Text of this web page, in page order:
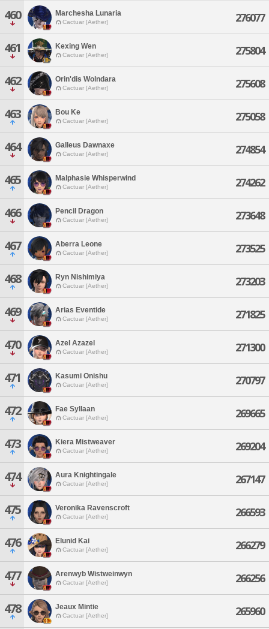
460 Marchesha Lunaria
Cactuar [Aether] 276077
461 Kexing Wen
Cactuar [Aether] 275804
462 Orin'dis Wolndara
Cactuar [Aether] 275608
463 Bou Ke
Cactuar [Aether] 275058
464 Galleus Dawnaxe
Cactuar [Aether] 274854
465 Malphasie Whisperwind
Cactuar [Aether] 274262
466 Pencil Dragon
Cactuar [Aether] 273648
467 Aberra Leone
Cactuar [Aether] 273525
468 Ryn Nishimiya
Cactuar [Aether] 273203
469 Arias Eventide
Cactuar [Aether] 271825
470 Azel Azazel
Cactuar [Aether] 271300
471 Kasumi Onishu
Cactuar [Aether] 270797
472 Fae Syllaan
Cactuar [Aether] 269665
473 Kiera Mistweaver
Cactuar [Aether] 269204
474 Aura Knightingale
Cactuar [Aether] 267147
475 Veronika Ravenscroft
Cactuar [Aether] 266593
476 Elunid Kai
Cactuar [Aether] 266279
477 Arenwyb Wistweinwyn
Cactuar [Aether] 266256
478 Jeaux Mintie
Cactuar [Aether] 265960